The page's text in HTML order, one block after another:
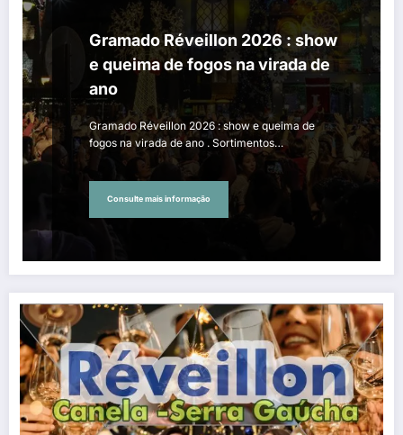
Gramado Réveillon 2026 : show
e queima de fogos na virada de
ano
Gramado Réveillon 2026 : show e queima de
fogos na virada de ano . Sortimentos…
Consulte mais informação